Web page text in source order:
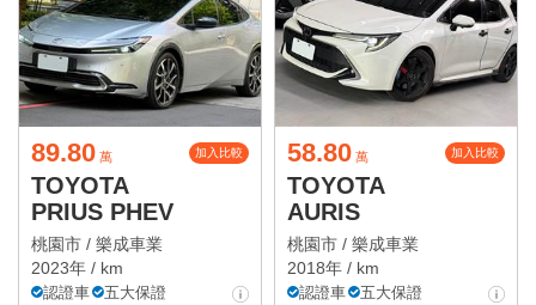
89.80 萬 加入比較
TOYOTA
PRIUS PHEV
桃園市 / 樂成車業
2023年 / km
認證車
五大保證
58.80 萬 加入比較
TOYOTA
AURIS
桃園市 / 樂成車業
2018年 / km
認證車
五大保證